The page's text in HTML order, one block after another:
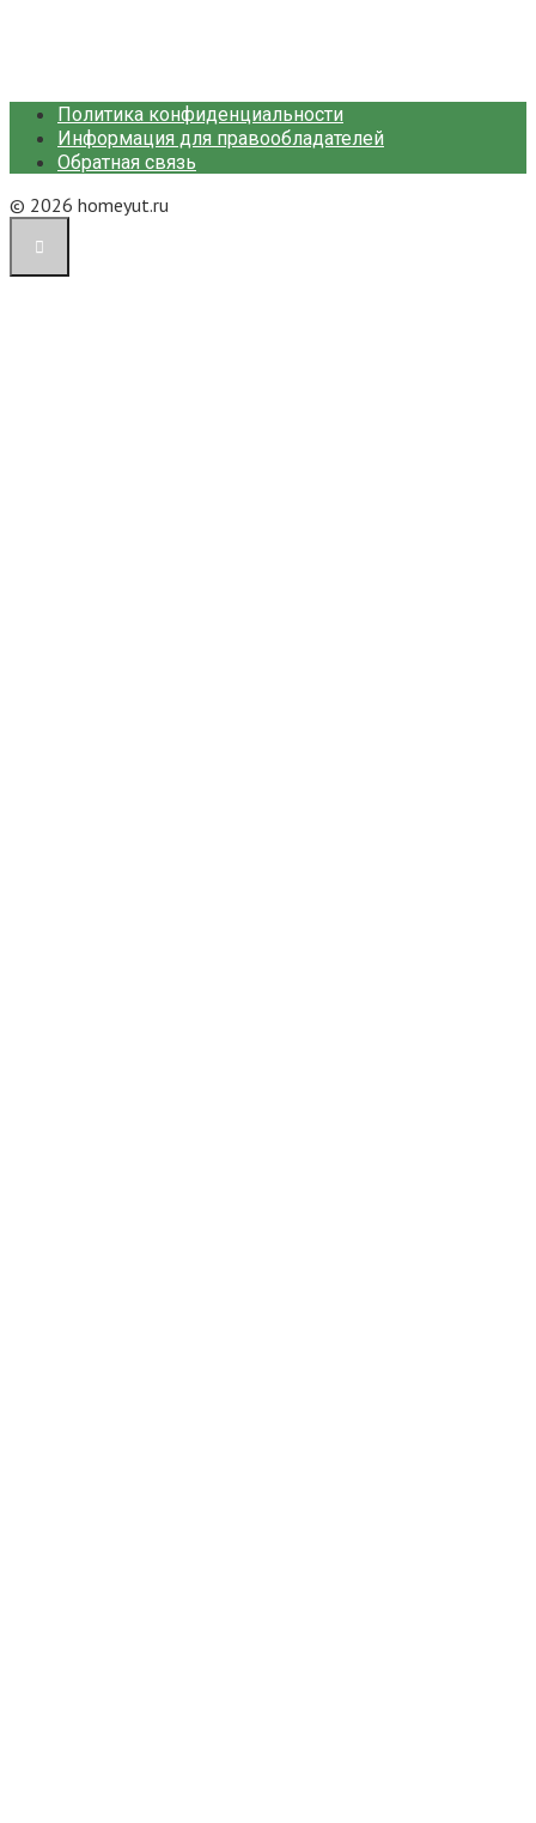
Политика конфиденциальности
Информация для правообладателей
Обратная связь
© 2026 homeyut.ru